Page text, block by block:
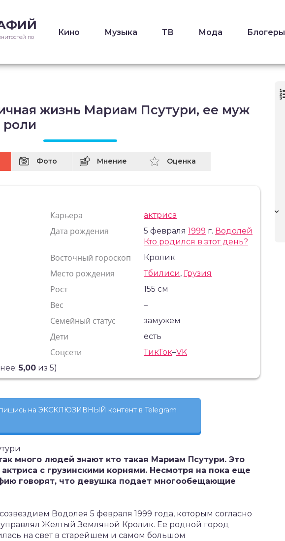
по
Кино Музыка ТВ Мода Блогеры
жизнь Мариам Псутури, ее муж
роли
Фото Мнение Оценка
Карьера актриса
Дата рождения 5 февраля1999 г. Водолей
Кто родился в этот день?
Восточный гороскоп Кролик
Место рождения Тбилиси, Грузия
Рост 155 см
Вес –
Семейный статус замужем
Дети есть
Соцсети ТикТок–VK
5,00 из 5)
на ЭКСКЛЮЗИВНЫЙ контент в Telegram
много людей знают кто такая Мариам Псутури. Это
с грузинскими корнями. Несмотря на пока еще
говорят, что девушка подает многообещающие
Водолея 5 февраля 1999 года, которым согласно
Желтый Земляной Кролик. Ее родной город
на свет в старейшем и самом большом